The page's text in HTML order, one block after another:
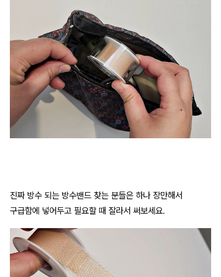
진짜 방수 되는 방수밴드 찾는 분들은 하나 장만해서
구급함에 넣어두고 필요할 때 잘라서 써보세요.